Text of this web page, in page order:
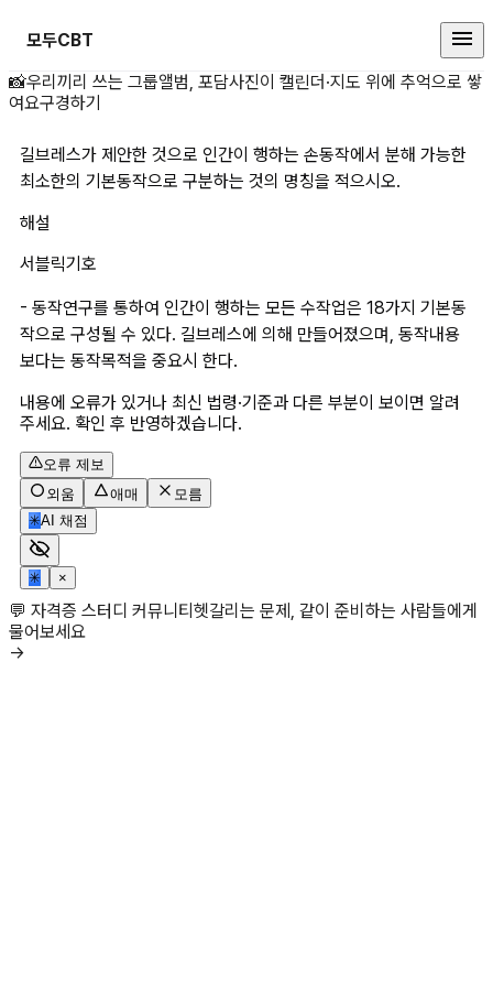
모두CBT
길브레스가 제안한 것으로 인간이
📸우리끼리 쓰는 그룹앨범, 포담사진이 캘린더·지도 위에 추억으로 쌓
여요구경하기
길브레스가 제안한 것으로 인간이 행하는 손동작에서 분해 가능한
최소한의 기본동작으로 구분하는 것의 명칭을 적으시오.
해설
서블릭기호
- 동작연구를 통하여 인간이 행하는 모든 수작업은 18가지 기본동
작으로 구성될 수 있다. 길브레스에 의해 만들어졌으며, 동작내용
보다는 동작목적을 중요시 한다.
내용에 오류가 있거나 최신 법령·기준과 다른 부분이 보이면 알려
주세요. 확인 후 반영하겠습니다.
오류 제보
외움
애매
모름
✳AI 채점
✳ ×
💬 자격증 스터디 커뮤니티헷갈리는 문제, 같이 준비하는 사람들에게
물어보세요
→